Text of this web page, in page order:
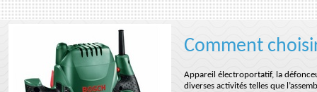
Comment
Appareil électroportatif, la
diverses activités telles que